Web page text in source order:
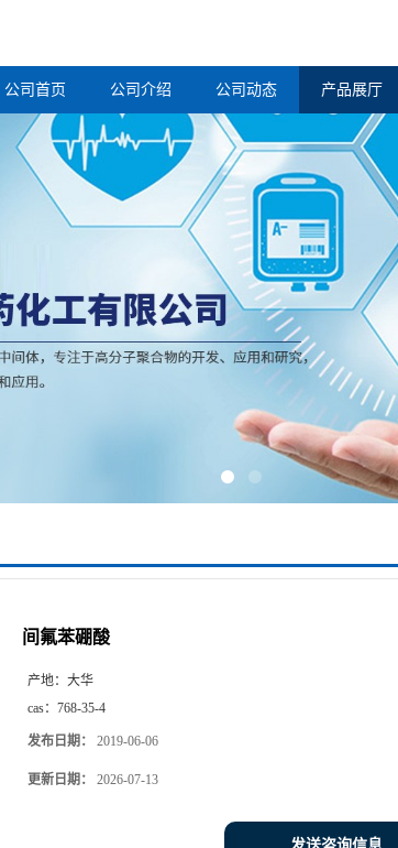
公司首页 公司介绍 公司动态 产品展厅
间氟苯硼酸
产地： 大华
cas： 768-35-4
发布日期： 2019-06-06
更新日期： 2026-07-13